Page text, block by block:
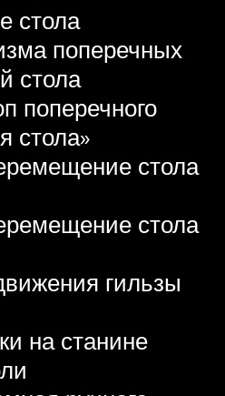
стола
поперечных
стола
поперечного
стола»
стола
стола
гильзы
на станине